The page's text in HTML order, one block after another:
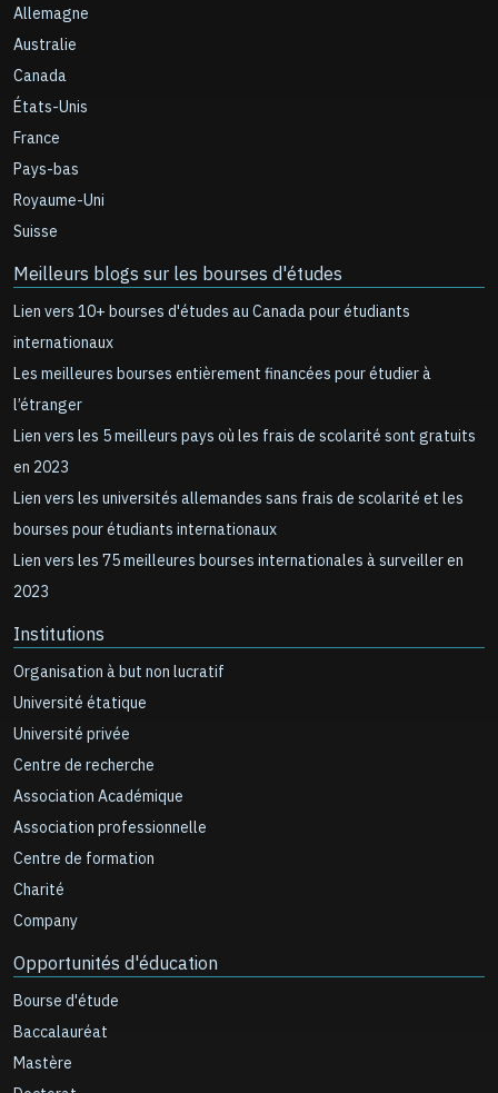
Allemagne
Australie
Canada
États-Unis
France
Pays-bas
Royaume-Uni
Suisse
Meilleurs blogs sur les bourses d'études
Lien vers 10+ bourses d'études au Canada pour étudiants
internationaux
Les meilleures bourses entièrement financées pour étudier à
l’étranger
Lien vers les 5 meilleurs pays où les frais de scolarité sont gratuits
en 2023
Lien vers les universités allemandes sans frais de scolarité et les
bourses pour étudiants internationaux
Lien vers les 75 meilleures bourses internationales à surveiller en
2023
Institutions
Organisation à but non lucratif
Université étatique
Université privée
Centre de recherche
Association Académique
Association professionnelle
Centre de formation
Charité
Company
Opportunités d'éducation
Bourse d'étude
Baccalauréat
Mastère